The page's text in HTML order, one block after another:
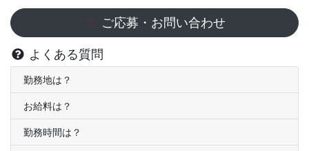
ご応募・お問い合わせ
よくある質問
勤務地は？
お給料は？
勤務時間は？